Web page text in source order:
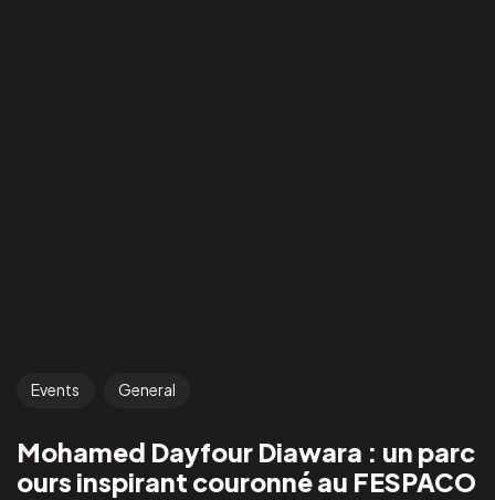
Events General
Mohamed Dayfour Diawara : un parc
ours inspirant couronné au FESPACO